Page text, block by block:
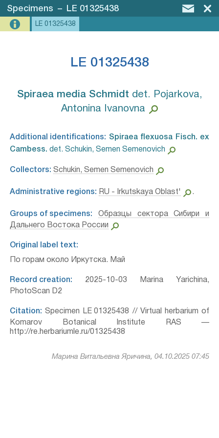
Specimens – LE 01325438
LE 01325438
LE 01325438
Spiraea media Schmidt⁣ det. Pojarkova,
Antonina Ivanovna
Additional identifications: Spiraea flexuosa Fisch. ex
Cambess.⁣ det. Schukin, Semen Semenovich
Collectors: Schukin, Semen Semenovich
Administrative regions: RU - Irkutskaya Oblast' .
Groups of specimens:
Образцы сектора Сибири и
Дальнего Востока России
Original label text:
По горам около Иркутска. Май
Record creation: 2025-10-03 Marina Yarichina,
PhotoScan D2
Citation: Specimen LE 01325438 // Virtual herbarium of
Komarov Botanical Institute RAS —
http://re.herbariumle.ru/01325438
Марина Витальевна Яричина, 04.10.2025 07:45